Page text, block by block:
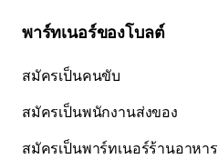
พาร์ทเนอร์ของโบลต์
สมัครเป็นคนขับ
สมัครเป็นพนักงานส่งของ
สมัครเป็นพาร์ทเนอร์ร้านอาหาร